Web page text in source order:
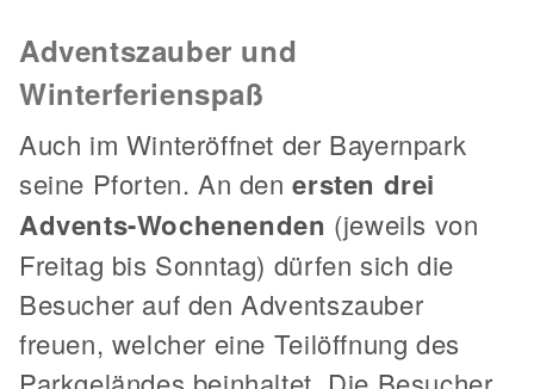
Adventszauber und
Winterferienspaß
Auch im Winteröffnet der Bayernpark
seine Pforten. An denersten drei
Advents-Wochenenden (jeweils von
Freitag bis Sonntag) dürfen sich die
Besucher auf den Adventszauber
freuen, welcher eine Teilöffnung des